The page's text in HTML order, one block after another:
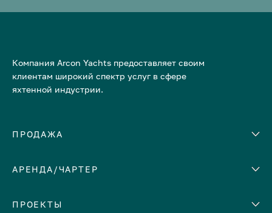
Компания Arcon Yachts предоставляет своим
клиентам широкий спектр услуг в сфере
яхтенной индустрии.
ПРОДАЖА
Количество кают
АРЕНДА/ЧАРТЕР
ЕВРОПА
ПРОЕКТЫ